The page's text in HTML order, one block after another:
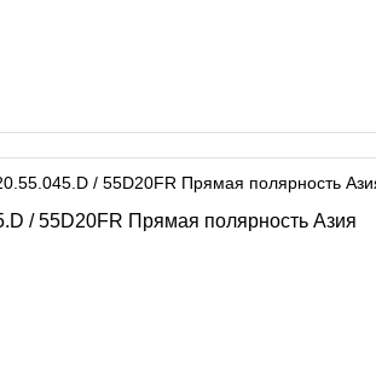
/ 55D20FR Прямая полярность Азия